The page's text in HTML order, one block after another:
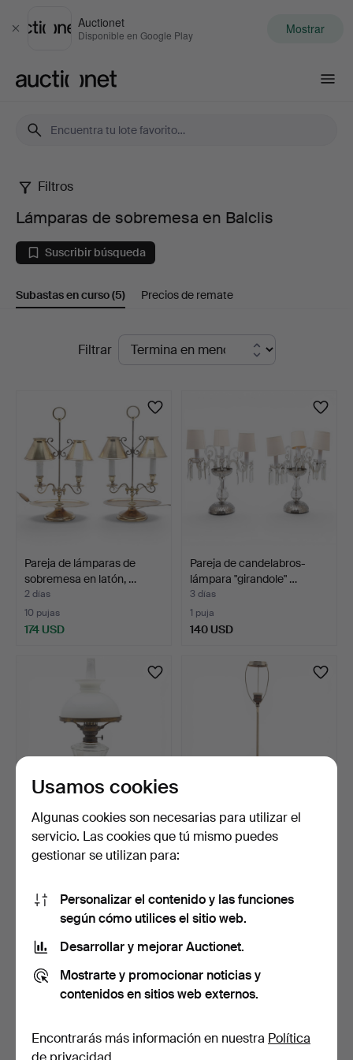
Cerrar
Auctionet
Disponible en Google Play Mostrar
Lámparas
de
sobremesa
en
Filtros
Lámparas de sobremesa en Balclis
Suscribir búsqueda
Subastas en curso(5) Precios de remate
SubastasFiltrar
Pareja de lámparas de
sobremesa en latón, …
2 días
10 pujas
174 USD
Pareja de candelabros-
lámpara "girandole" …
3 días
1 puja
140 USD
Quinqué francés en
calamina con pátina de …
5 días
174 USD
Lámpara de sobremesa de
Valentí en metal p…
93 USD
Usamos cookies
Algunas cookies son necesarias para utilizar el
servicio. Las cookies que tú mismo puedes
gestionar se utilizan para:
Personalizar el contenido y las funciones
según cómo utilices el sitio web.
Desarrollar y mejorar Auctionet.
Mostrarte y promocionar noticias y
contenidos en sitios web externos.
Encontrarás más información en nuestra Política